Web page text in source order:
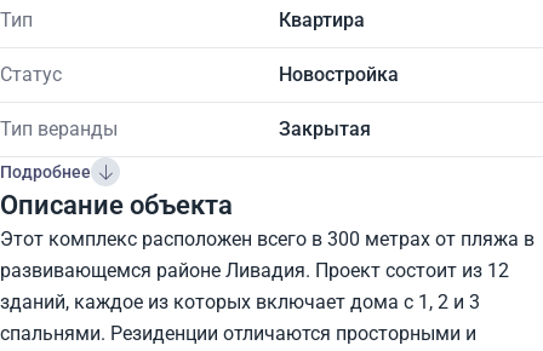
Тип Квартира
Статус Новостройка
Тип веранды Закрытая
Подробнее
Описание объекта
Этот комплекс расположен всего в 300 метрах от пляжа в
развивающемся районе Ливадия. Проект состоит из 12
зданий, каждое из которых включает дома с 1, 2 и 3
спальнями. Резиденции отличаются просторными и